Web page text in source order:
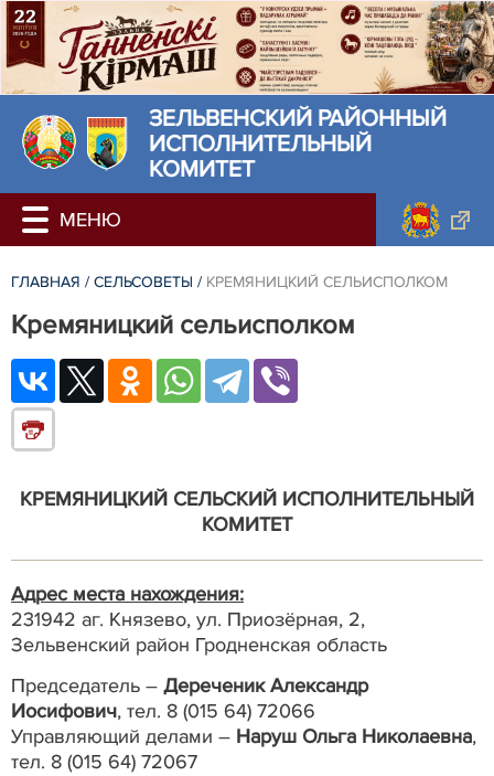
ЗЕЛЬВЕНСКИЙ РАЙОННЫЙ
ИСПОЛНИТЕЛЬНЫЙ
КОМИТЕТ
ГЛАВНАЯ / СЕЛЬСОВЕТЫ / КРЕМЯНИЦКИЙ СЕЛЬИСПОЛКОМ
Кремяницкий сельисполком
КРЕМЯНИЦКИЙ СЕЛЬСКИЙ ИСПОЛНИТЕЛЬНЫЙ
КОМИТЕТ
Адрес места нахождения:
231942 аг. Князево, ул. Приозёрная, 2,
Зельвенский район Гродненская область
Председатель – Дереченик Александр
Иосифович, тел. 8 (015 64) 72066
Управляющий делами – Наруш Ольга Николаевна,
тел. 8 (015 64) 72067